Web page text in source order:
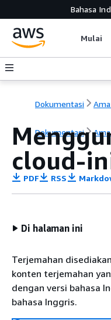
Bahasa
Mulai
Dokumentasi
Dokumentasi
cloud-
PDF RSS
Di halaman ini
Terjemahan
konten terjemahan
dengan versi bahasa
bahasa Inggris.